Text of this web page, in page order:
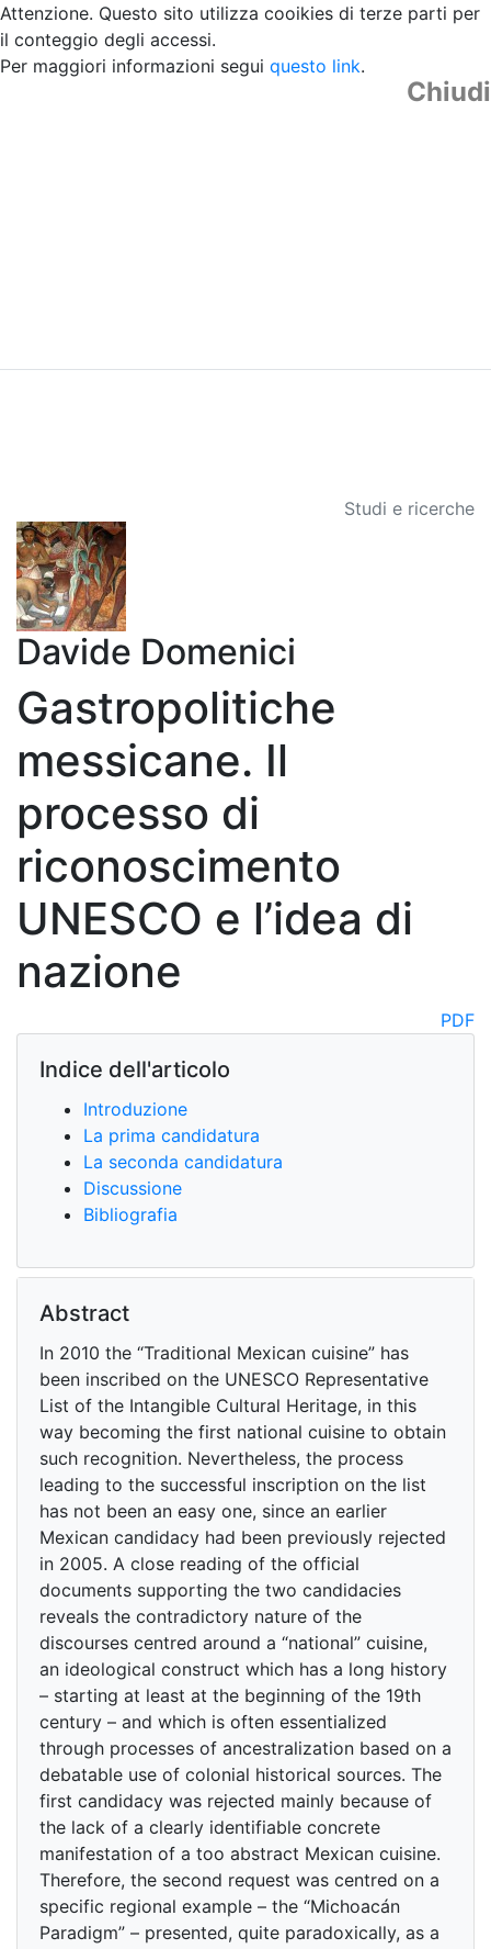
Attenzione. Questo sito utilizza cooikies di terze parti per
il conteggio degli accessi.
Per maggiori informazioni segui questo link.
Chiudi
Studi e ricerche
Davide Domenici
Gastropolitiche
messicane. Il
processo di
riconoscimento
UNESCO e l’idea di
nazione
PDF
Indice dell'articolo
Introduzione
La prima candidatura
La seconda candidatura
Discussione
Bibliografia
Abstract
In 2010 the “Traditional Mexican cuisine” has
been inscribed on the UNESCO Representative
List of the Intangible Cultural Heritage, in this
way becoming the first national cuisine to obtain
such recognition. Nevertheless, the process
leading to the successful inscription on the list
has not been an easy one, since an earlier
Mexican candidacy had been previously rejected
in 2005. A close reading of the official
documents supporting the two candidacies
reveals the contradictory nature of the
discourses centred around a “national” cuisine,
an ideological construct which has a long history
– starting at least at the beginning of the 19th
century – and which is often essentialized
through processes of ancestralization based on a
debatable use of colonial historical sources. The
first candidacy was rejected mainly because of
the lack of a clearly identifiable concrete
manifestation of a too abstract Mexican cuisine.
Therefore, the second request was centred on a
specific regional example – the “Michoacán
Paradigm” – presented, quite paradoxically, as a